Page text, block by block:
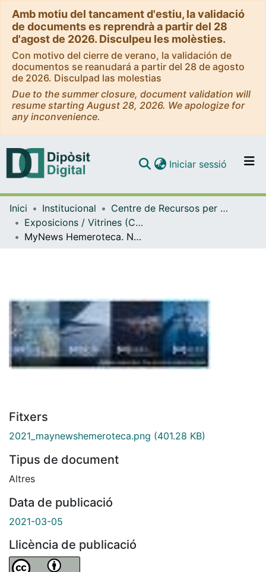
Amb motiu del tancament d'estiu, la validació
de documents es reprendrà a partir del 28
d'agost de 2026. Disculpeu les molèsties.
Con motivo del cierre de verano, la validación de
documentos se reanudará a partir del 28 de agosto
de 2026. Disculpad las molestias
Due to the summer closure, document validation will
resume starting August 28, 2026. We apologize for
any inconvenience.
Navega per tot el DD
Com publicar
Iniciar sessió (current)
Inici Institucional
Centre de Recursos per a l'Aprenentatge i la Investigació (CRAI-UB) - Institucional
Exposicions / Vitrines (CRAI-UB)
MyNews Hemeroteca. Nou recurs en període de prova. (Març 2021)
Fitxers
2021_maynewshemeroteca.png (401.28 KB)
Tipus de document
Altres
Data de publicació
2021-03-05
Llicència de publicació